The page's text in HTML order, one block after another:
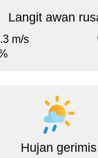
Langit awan
m/s
Hujan gerimis